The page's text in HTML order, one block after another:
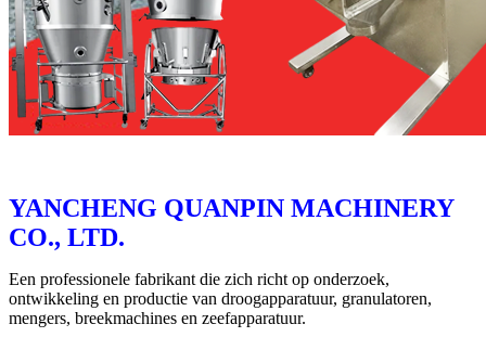
YANCHENG QUANPIN MACHINERY
CO., LTD.
Een professionele fabrikant die zich richt op onderzoek,
ontwikkeling en productie van droogapparatuur, granulatoren,
mengers, breekmachines en zeefapparatuur.